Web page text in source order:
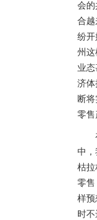
会的
合越
纷开
州这
业
济体
断
零售
中，
枯拉
零
样预
时不